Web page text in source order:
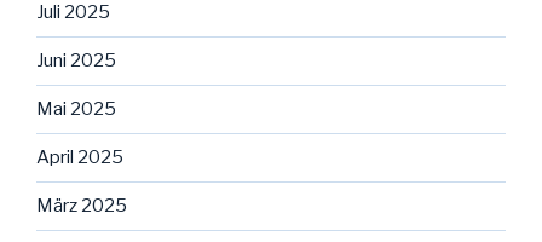
Juli 2025
Juni 2025
Mai 2025
April 2025
März 2025